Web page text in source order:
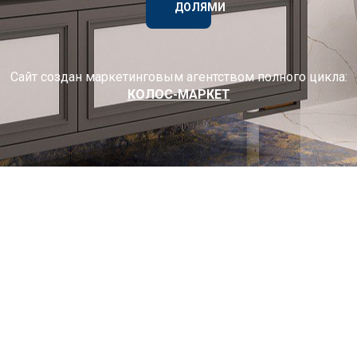
ДОЛЯМИ
Сайт создан маркетинговым агентством полного цикла:
КОЛОС-МАРКЕТ